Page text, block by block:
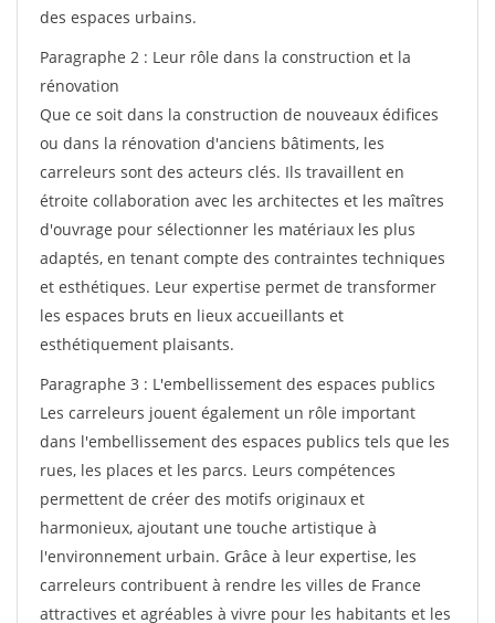
des espaces urbains.
Paragraphe 2 : Leur rôle dans la construction et la
rénovation
Que ce soit dans la construction de nouveaux édifices
ou dans la rénovation d'anciens bâtiments, les
carreleurs sont des acteurs clés. Ils travaillent en
étroite collaboration avec les architectes et les maîtres
d'ouvrage pour sélectionner les matériaux les plus
adaptés, en tenant compte des contraintes techniques
et esthétiques. Leur expertise permet de transformer
les espaces bruts en lieux accueillants et
esthétiquement plaisants.
Paragraphe 3 : L'embellissement des espaces publics
Les carreleurs jouent également un rôle important
dans l'embellissement des espaces publics tels que les
rues, les places et les parcs. Leurs compétences
permettent de créer des motifs originaux et
harmonieux, ajoutant une touche artistique à
l'environnement urbain. Grâce à leur expertise, les
carreleurs contribuent à rendre les villes de France
attractives et agréables à vivre pour les habitants et les